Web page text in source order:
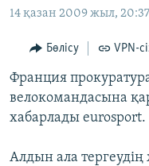
to
Navigation
Skip
to
Search
ҚАҢТАР ОҚИҒАСЫ
АДАМ ҚҰҚЫҚТАРЫ
ӘЛЕУМЕТ
ӘЛЕМ
14 қазан 2009 жыл, 20:37
Бөлісу VPN-
Франция
велокомандасына
хабарлады eurosport.
Алдын ала тергеудің